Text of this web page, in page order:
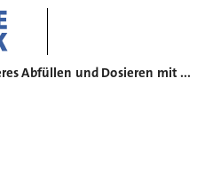
Sicheres Abfüllen und Dosieren mit Lösemittelpumpen